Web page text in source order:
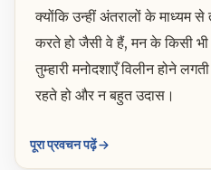
क्योंकि उन्हीं अंतरालों के माध्यम
करते हो जैसी वे हैं, मन के किसी भी
तुम्हारी मनोदशाएँ विलीन होने
रहते हो और न बहुत उदास।
पूरा प्रवचन पढ़ें